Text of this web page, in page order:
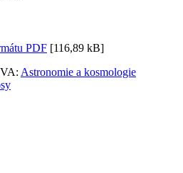
PDF [116,89 kB]
Astronomie a kosmologie